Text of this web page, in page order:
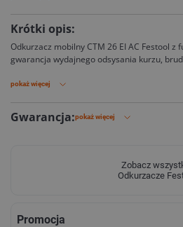
Krótki opis:
Odkurzacz mobilny CTM 26 EI AC Festool z
gwarancja wydajnego odsysania kurzu,
sprzęt na każdym placu budowy.
pokaż więcej
Gwarancja:pokaż więcej
Zobacz
Odkurzacze
Promocja